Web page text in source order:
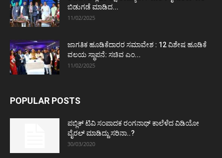
ಬಿಡುಗಡೆ ಮಾಡಿದ...
11/02/2025
ಜಾಗತಿಕ ಹೂಡಿಕೆದಾರರ ಸಮಾವೇಶ : 12 ವಿಶೇಷ ಹೂಡಿಕೆ
ವಲಯ ಸ್ಥಾಪನೆ: ಸಚಿವ ಎಂ...
11/02/2025
POPULAR POSTS
ಪಬ್ಲಿಕ್ ಟಿವಿ ಸಂಪಾದಕ ರಂಗನಾಥ್ ಕಾಲೆಳೆದ ವಿಡಿಯೋ
ವೈರಲ್ ಮಾಡಿದ್ದು ಸರಿನಾ..?
30/03/2020